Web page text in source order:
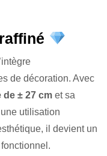
de décoration. Avec
de ± 27 cm et sa
utilisation
il devient un